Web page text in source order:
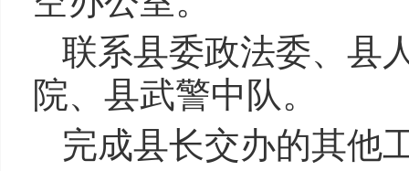
联系县委政法委、县
院、县武警中队。
完成县长交办的其他